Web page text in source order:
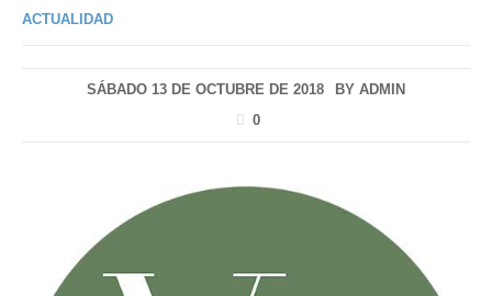
ACTUALIDAD
SÁBADO 13 DE OCTUBRE DE 2018 BY ADMIN
0